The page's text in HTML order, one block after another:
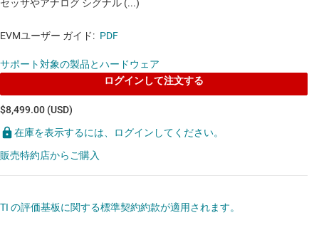
(NIR)、DLP® デジタル マイクロミラー デバイス
(DMD)
データシート: PDF | HTML
パワー オペアンプ
OPA569—2A 出力電流時にレールの 200mV 以
内での出力信号スイング パワー オペアンプ
セッサやアナログ シグナル (...)
EVMユーザー ガイド: PDF
サポート対象の製品とハードウェア
ログインして注文する
$8,499.00 (USD)
在庫を表示するには、ログインしてください。
販売特約店からご購入
TI の評価基板に関する標準契約約款が適用されます。